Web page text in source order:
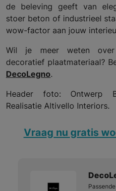
de beleving geeft van
stoer beton of industrieel
wow-factor aan jouw
Wil je meer weten over
decoratief plaatmateriaal?
DecoLegno.
Header foto: Ontwerp
Realisatie Altivello Interiors.
Vraag nu gratis